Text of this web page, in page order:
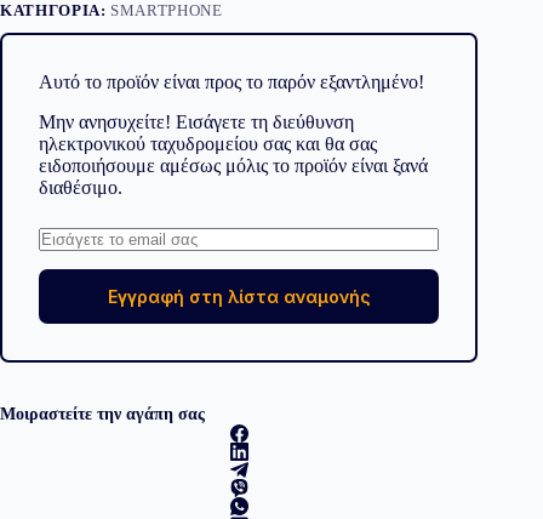
ΚΑΤΗΓΟΡΊΑ: SMARTPHONE
Αυτό το προϊόν είναι προς το παρόν εξαντλημένο!
Μην ανησυχείτε! Εισάγετε τη διεύθυνση
ηλεκτρονικού ταχυδρομείου σας και θα σας
ειδοποιήσουμε αμέσως μόλις το προϊόν είναι ξανά
διαθέσιμο.
Εγγραφή στη λίστα αναμονής
Μοιραστείτε την αγάπη σας